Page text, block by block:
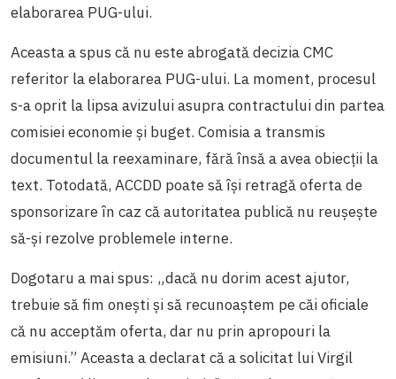
elaborarea PUG-ului.
Aceasta a spus că nu este abrogată decizia CMC
referitor la elaborarea PUG-ului. La moment, procesul
s-a oprit la lipsa avizului asupra contractului din partea
comisiei economie și buget. Comisia a transmis
documentul la reexaminare, fără însă a avea obiecții la
text. Totodată, ACCDD poate să își retragă oferta de
sponsorizare în caz că autoritatea publică nu reușește
să-și rezolve problemele interne.
Dogotaru a mai spus: „dacă nu dorim acest ajutor,
trebuie să fim onești și să recunoaștem pe căi oficiale
că nu acceptăm oferta, dar nu prin apropouri la
emisiuni.” Aceasta a declarat că a solicitat lui Virgil